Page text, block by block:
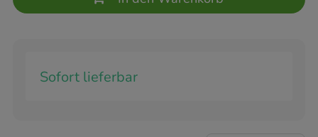
Sofort lieferbar